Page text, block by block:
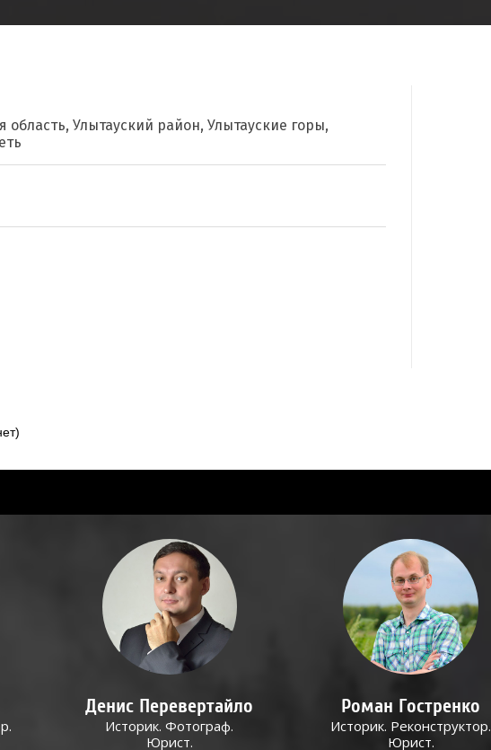
область, Улытауский район, Улытауские горы,
Денис Перевертайло
Историк. Фотограф.
Юрист.
Роман Гостренко
Историк. Реконструктор.
Юрист.